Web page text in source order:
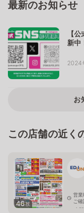
最新のお知らせ
【
新中
2024
お
この店舗の近く
46枚
営業
ご確
大